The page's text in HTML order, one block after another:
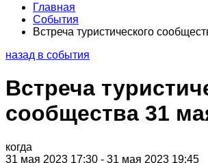
Главная
События
Встреча туристического
назад в события
Встреча
сообщества 31
когда
31 мая 2023 17:30 - 31 мая 2023 19:45